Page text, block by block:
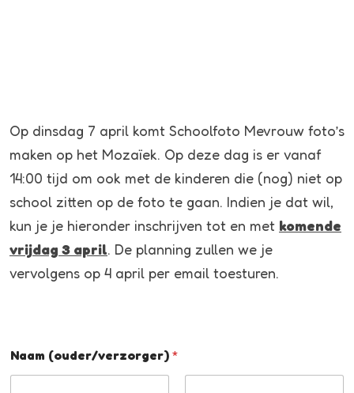
Op dinsdag 7 april komt Schoolfoto Mevrouw foto’s
maken op het Mozaïek. Op deze dag is er vanaf
14:00 tijd om ook met de kinderen die (nog) niet op
school zitten op de foto te gaan. Indien je dat wil,
kun je je hieronder inschrijven tot en met komende
vrijdag 3 april. De planning zullen we je
vervolgens op 4 april per email toesturen.
Naam (ouder/verzorger) *